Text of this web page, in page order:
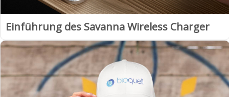
Einführung des Savanna Wireless Charger